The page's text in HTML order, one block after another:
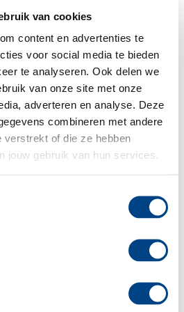
van cookies
content en advertenties te
voor social media te bieden
te analyseren. Ook delen we
van onze site met onze
adverteren en analyse. Deze
combineren met andere
verstrekt of die ze hebben
jouw gebruik van hun services.
al heel bewust een boek
boek hij wil lezen en heeft
ontwikkeld. Plaatjes
maar maken meer
verhaal. Eenvoudige
zijn een aanrader.
verwachting en helpen
komen gaat. Het kind wordt
‘mee te lezen’, het roept
fijn als een boek vaker
een keer!’ is toch wel een
geregeld gehoord
herhaling een beter beeld